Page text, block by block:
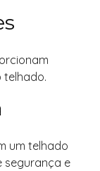
telhado.
um telhado
segurança e